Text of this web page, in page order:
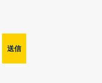
送信